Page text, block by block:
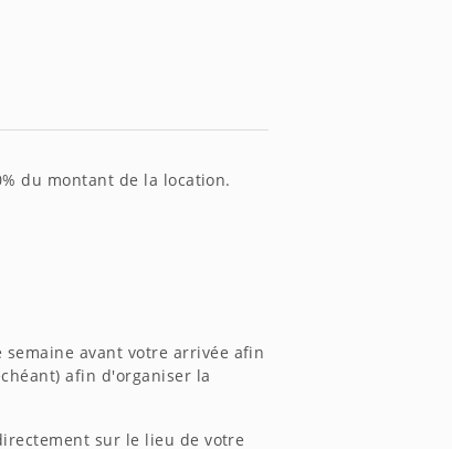
du montant de la location.
avant votre arrivée afin
afin d'organiser la
sur le lieu de votre